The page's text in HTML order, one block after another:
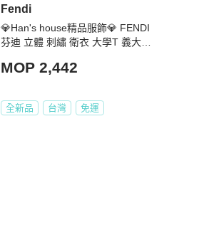
Fendi
💎Han's house精品服飾💎 FENDI
芬迪 立體 刺繡 衛衣 大學T 義大利
MOP 2,442
全新品 台灣 免運